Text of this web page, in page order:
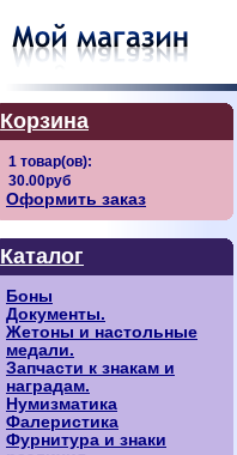
Корзина
Оформить заказ
Каталог
Боны
Документы.
Жетоны и настольные
медали.
Запчасти к знакам и
наградам.
Нумизматика
Фалеристика
Фурнитура и знаки